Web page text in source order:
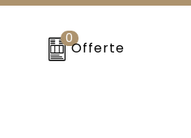
0
Offerte